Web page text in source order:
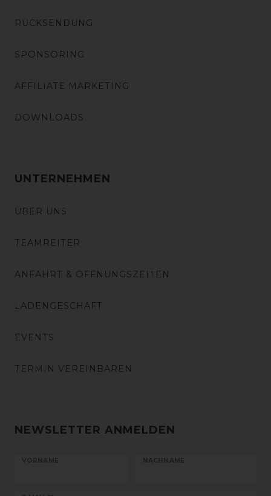
RÜCKSENDUNG
SPONSORING
AFFILIATE MARKETING
DOWNLOADS
UNTERNEHMEN
ÜBER UNS
TEAMREITER
ANFAHRT & ÖFFNUNGSZEITEN
LADENGESCHÄFT
EVENTS
TERMIN VEREINBAREN
NEWSLETTER ANMELDEN
VORNAME NACHNAME